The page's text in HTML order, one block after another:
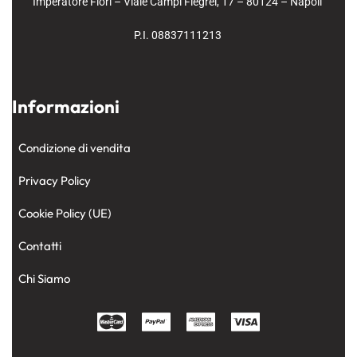
P.I. 08837111213
Informazioni
Condizione di vendita
Privacy Policy
Cookie Policy (UE)
Contatti
Chi Siamo